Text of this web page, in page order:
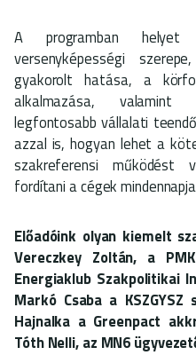
A programban
versenyképességi
gyakorolt hatása, a
alkalmazása, valamint
legfontosabb vállalati
azzal is, hogyan lehet a
szakreferensi működést
fordítani a cégek
Előadóink olyan kiemelt
Vereczkey Zoltán, a
Energiaklub Szakpolitikai
Markó Csaba a KSZGYSZ
Hajnalka a Greenpact
Tóth Nelli, az MN6